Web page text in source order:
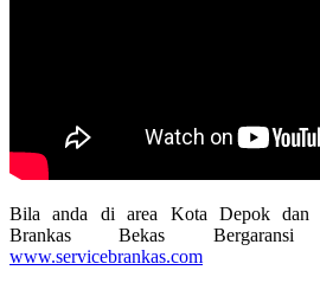
Bila anda di area Kota Depok dan
Brankas Bekas Bergaransi
www.servicebrankas.com